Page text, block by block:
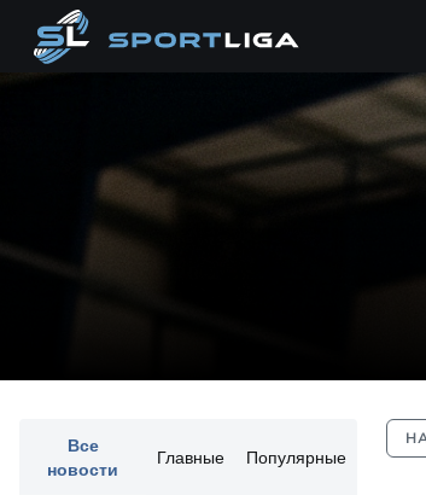
Все
новости
Главные Популярные